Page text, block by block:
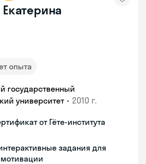
Екатерина
опыта
государственный
университет • 2010 г.
от Гёте-института
задания для